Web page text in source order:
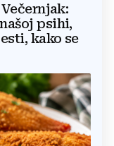
psihi,
kako se